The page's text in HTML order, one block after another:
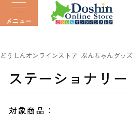
メニュー
どうしんオンラインストア ぶんちゃんグッズ
ステーショナリー
対象商品：